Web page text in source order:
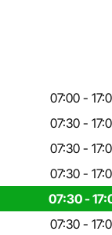
07:00 -
07:30 -
07:30 -
07:30 -
07:30 -
07:30 -